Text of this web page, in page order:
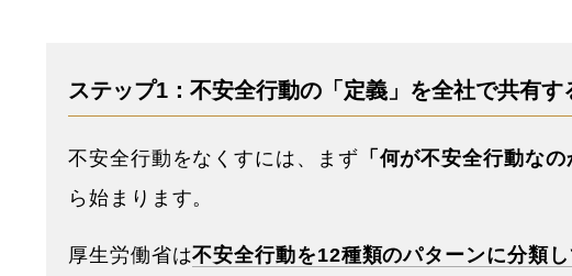
ステップ1：不安全行動の「定義」を全社で共有す
不安全行動をなくすには、まず 「何が不安全行動な
ら始まります。
厚生労働省は不安全行動を12種類のパターンに分類